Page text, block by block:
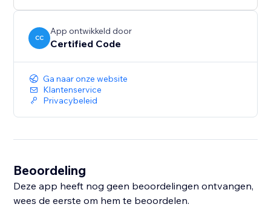
CC
App ontwikkeld door
Certified Code
Ga naar onze website
Klantenservice
Privacybeleid
Beoordeling
Deze app heeft nog geen beoordelingen ontvangen,
wees de eerste om hem te beoordelen.